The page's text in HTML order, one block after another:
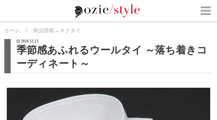
ホーム 商品情報 → ネクタイ
2018.12.13
季節感あふれるウールタイ ～落ち着きコ
ーディネート～